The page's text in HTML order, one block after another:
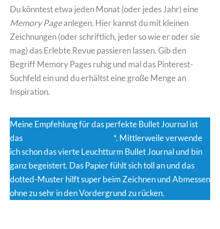
Du könntest etwa jeden Monat (oder jedes Jahr) eine
Memory Pageanlegen. Hier kannst du mit kleinen
Zeichnungen (oder schriftlich, jeder so wie er oder sie
mag) das Erlebte Revue passieren lassen. Gib den
Begriff Memory Pages ruhig und mal das Pinterest-
Suchfeld ein und du erhältst eine große Menge an
Inspiration.
Meine Empfehlung für das perfekte Bullet Journal ist
das
*. Mittlerweile verwende
ich schon das vierte Leuchtturm Bullet Journal und bin
ganz begeistert. Das Papier fühlt sich toll an und das
dotted-Muster hilft super beim Zeichnen und Abmessen
ohne zu sehr in den Vordergrund zu rücken.